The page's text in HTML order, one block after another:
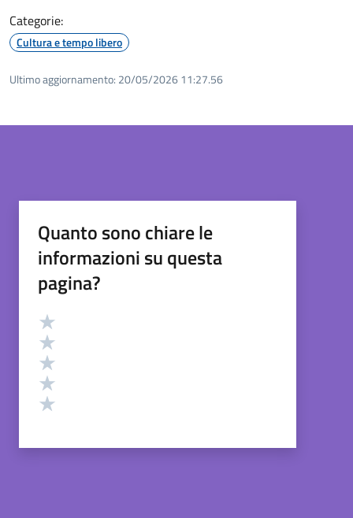
Categorie:
Cultura e tempo libero
Ultimo aggiornamento: 20/05/2026 11:27.56
Quanto sono chiare le
informazioni su questa
pagina?
Valutazione